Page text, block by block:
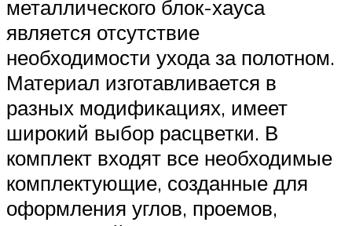
металлического блок-хауса
является отсутствие
необходимости ухода за полотном.
Материал изготавливается в
разных модификациях, имеет
широкий выбор расцветки. В
комплект входят все необходимые
комплектующие, созданные для
оформления углов, проемов,